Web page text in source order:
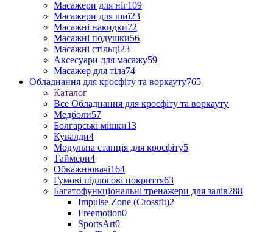
Масажери для ніг109
Масажери для шиї23
Масажні накидки72
Масажні подушки56
Масажні стільці23
Аксесуари для масажу59
Масажер для тіла74
Обладнання для кросфіту та воркауту765
Каталог
Все Обладнання для кросфіту та воркауту
Медболи57
Болгарські мішки13
Кувалди4
Модульна станція для кросфіту5
Таймери4
Обважнювачі164
Гумові підлогові покриття63
Багатофункціональні тренажери для залів288
Impulse Zone (Crossfit)2
Freemotion0
SportsArt0